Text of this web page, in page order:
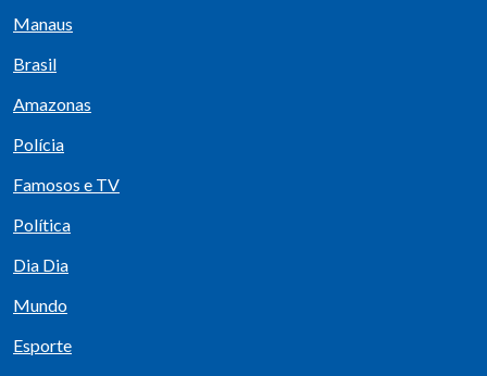
Manaus
Brasil
Amazonas
Polícia
Famosos e TV
Política
Dia Dia
Mundo
Esporte